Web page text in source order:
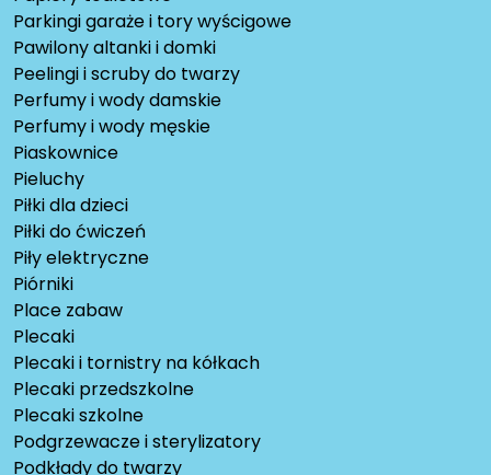
Parkingi garaże i tory wyścigowe
Pawilony altanki i domki
Peelingi i scruby do twarzy
Perfumy i wody damskie
Perfumy i wody męskie
Piaskownice
Pieluchy
Piłki dla dzieci
Piłki do ćwiczeń
Piły elektryczne
Piórniki
Place zabaw
Plecaki
Plecaki i tornistry na kółkach
Plecaki przedszkolne
Plecaki szkolne
Podgrzewacze i sterylizatory
Podkłady do twarzy